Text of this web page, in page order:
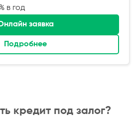
в год
заявка
Подробнее
кредит под залог?